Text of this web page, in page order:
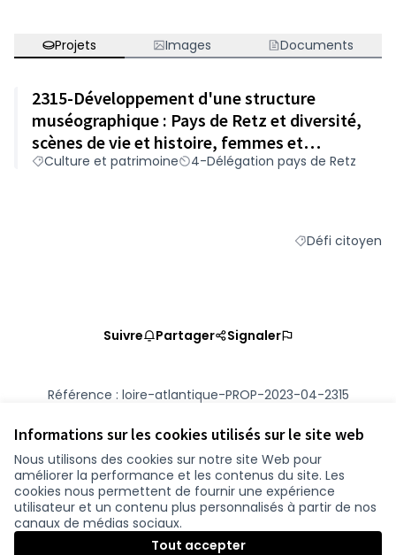
Informations sur les cookies utilisés sur le site web
Nous utilisons des cookies sur notre site Web pour
améliorer la performance et les contenus du site. Les
cookies nous permettent de fournir une expérience
utilisateur et un contenu plus personnalisés à partir de nos
canaux de médias sociaux.
Tout accepter
Projets Images Documents
2315-Développement d'une structure
muséographique : Pays de Retz et diversité,
scènes de vie et histoire, femmes et
hommes ayant marqué son territoire
Culture et patrimoine 4-Délégation pays de Retz
Filtrer les
Défi citoyen
Suivre Partager Signaler
Référence : loire-atlantique-PROP-2023-04-2315
Vérifiez l'empreinte numérique
Conditions d'utilisation
Paramètres des cookies
participer.loire-atlantique.fr sur Facebook
(Nouvelle fenêtre)
participer.loire-atlantique.fr sur Instagram
(Nouvelle fenêtre)
participer.loire-atlantique.fr sur YouTube
(Nouvelle fenêtre)